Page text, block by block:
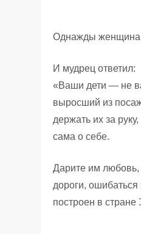
Однажды женщина,
И мудрец ответил:
«Ваши дети — не
выросший из
держать их за
сама о себе.
Дарите им любовь,
дороги,
построен в